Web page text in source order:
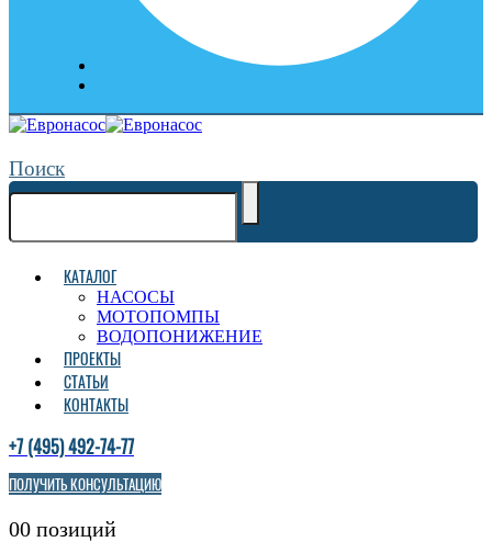
Поиск
КАТАЛОГ
НАСОСЫ
МОТОПОМПЫ
ВОДОПОНИЖЕНИЕ
ПРОЕКТЫ
СТАТЬИ
КОНТАКТЫ
+7 (495) 492-74-77
ПОЛУЧИТЬ КОНСУЛЬТАЦИЮ
00 позиций